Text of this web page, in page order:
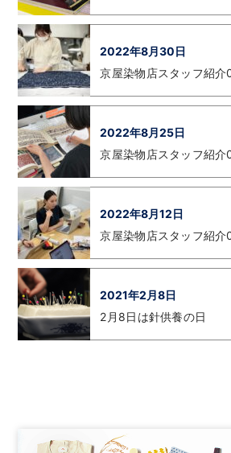
2022年8月30日
京屋染物店スタッフ紹介
2022年8月25日
京屋染物店スタッフ紹介
2022年8月12日
京屋染物店スタッフ紹介
2021年2月8日
2月8日は針供養の日